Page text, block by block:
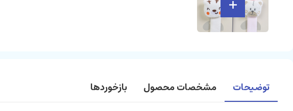
توضیحات مشخصات محصول بازخوردها